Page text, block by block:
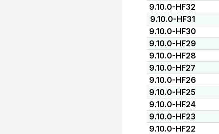
9.10.0-HF32
9.10.0-HF31
9.10.0-HF30
9.10.0-HF29
9.10.0-HF28
9.10.0-HF27
9.10.0-HF26
9.10.0-HF25
9.10.0-HF24
9.10.0-HF23
9.10.0-HF22